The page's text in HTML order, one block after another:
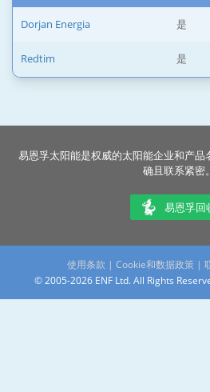
Dorjan Energia 是
Redtim 是
易恩孚太阳能是权威的太阳能企业和产
确且联系紧密。
易恩孚回
使用条款 | Cookie和数据政策|
© 2005-2026 ENF Ltd. All Rights